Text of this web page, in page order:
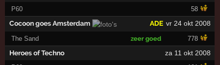
P60 58
Cocoon goes Amsterdam vr 24 okt 2008
ADE
The Sand zeer goed 778
Heroes of Techno za 11 okt 2008